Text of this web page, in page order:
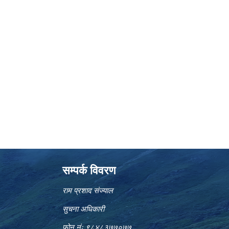
सम्पर्क विवरण
राम प्रशाद संज्याल
सुचना अधिकारी
फोन नंः ९८४८३७७०७७